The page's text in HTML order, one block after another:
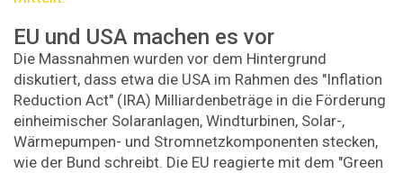
EU und USA machen es vor
Die Massnahmen wurden vor dem Hintergrund
diskutiert, dass etwa die USA im Rahmen des "Inflation
Reduction Act" (IRA) Milliardenbeträge in die Förderung
einheimischer Solaranlagen, Windturbinen, Solar-,
Wärmepumpen- und Stromnetzkomponenten stecken,
wie der Bund schreibt. Die EU reagierte mit dem "Green